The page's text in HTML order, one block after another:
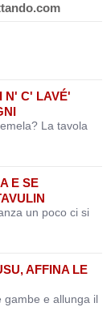
N' C' LAVÉ'
La tavola
E SE
un poco ci si
AFFINA LE
gambe e allunga il